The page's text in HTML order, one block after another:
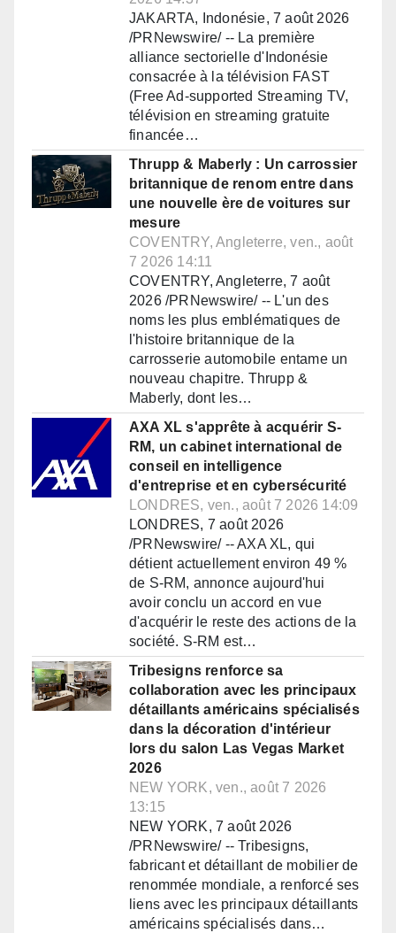
JAKARTA, Indonésie, 7 août 2026
/PRNewswire/ -- La première
alliance sectorielle d'Indonésie
consacrée à la télévision FAST
(Free Ad-supported Streaming TV,
télévision en streaming gratuite
financée…
Thrupp & Maberly : Un carrossier
britannique de renom entre dans
une nouvelle ère de voitures sur
mesure
COVENTRY, Angleterre, ven., août
7 2026 14:11
COVENTRY, Angleterre, 7 août
2026 /PRNewswire/ -- L'un des
noms les plus emblématiques de
l'histoire britannique de la
carrosserie automobile entame un
nouveau chapitre. Thrupp &
Maberly, dont les…
AXA XL s'apprête à acquérir S-
RM, un cabinet international de
conseil en intelligence
d'entreprise et en cybersécurité
LONDRES, ven., août 7 2026 14:09
LONDRES, 7 août 2026
/PRNewswire/ -- AXA XL, qui
détient actuellement environ 49 %
de S-RM, annonce aujourd'hui
avoir conclu un accord en vue
d'acquérir le reste des actions de la
société. S-RM est…
Tribesigns renforce sa
collaboration avec les principaux
détaillants américains spécialisés
dans la décoration d'intérieur
lors du salon Las Vegas Market
2026
NEW YORK, ven., août 7 2026
13:15
NEW YORK, 7 août 2026
/PRNewswire/ -- Tribesigns,
fabricant et détaillant de mobilier de
renommée mondiale, a renforcé ses
liens avec les principaux détaillants
américains spécialisés dans…